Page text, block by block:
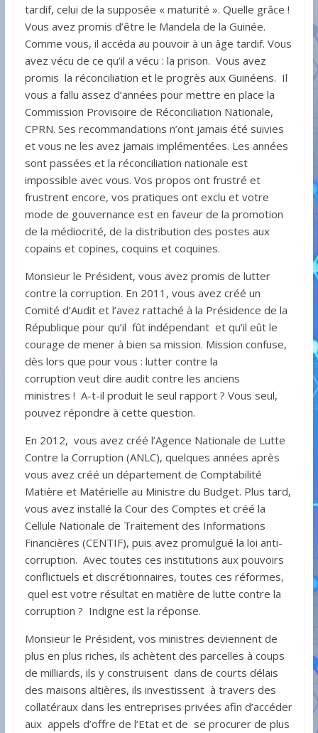
tardif, celui de la supposée « maturité ». Quelle grâce !
Vous avez promis d’être le Mandela de la Guinée.
Comme vous, il accéda au pouvoir à un âge tardif. Vous
avez vécu de ce qu’il a vécu : la prison. Vous avez
promis la réconciliation et le progrès aux Guinéens. Il
vous a fallu assez d’années pour mettre en place la
Commission Provisoire de Réconciliation Nationale,
CPRN. Ses recommandations n’ont jamais été suivies
et vous ne les avez jamais implémentées. Les années
sont passées et la réconciliation nationale est
impossible avec vous. Vos propos ont frustré et
frustrent encore, vos pratiques ont exclu et votre
mode de gouvernance est en faveur de la promotion
de la médiocrité, de la distribution des postes aux
copains et copines, coquins et coquines.
Monsieur le Président, vous avez promis de lutter
contre la corruption. En 2011, vous avez créé un
Comité d’Audit et l’avez rattaché à la Présidence de la
République pour qu’il fût indépendant et qu’il eût le
courage de mener à bien sa mission. Mission confuse,
dès lors que pour vous : lutter contre la
corruption veut dire audit contre les anciens
ministres ! A-t-il produit le seul rapport ? Vous seul,
pouvez répondre à cette question.
En 2012, vous avez créé l’Agence Nationale de Lutte
Contre la Corruption (ANLC), quelques années après
vous avez créé un département de Comptabilité
Matière et Matérielle au Ministre du Budget. Plus tard,
vous avez installé la Cour des Comptes et créé la
Cellule Nationale de Traitement des Informations
Financières (CENTIF), puis avez promulgué la loi anti-
corruption. Avec toutes ces institutions aux pouvoirs
conflictuels et discrétionnaires, toutes ces réformes,
quel est votre résultat en matière de lutte contre la
corruption ? Indigne est la réponse.
Monsieur le Président, vos ministres deviennent de
plus en plus riches, ils achètent des parcelles à coups
de milliards, ils y construisent dans de courts délais
des maisons altières, ils investissent à travers des
collatéraux dans les entreprises privées afin d’accéder
aux appels d’offre de l’Etat et de se procurer de plus